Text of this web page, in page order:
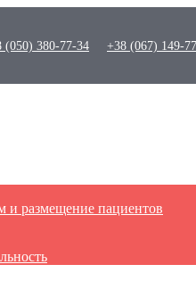
(050) 380-77-34 +38 (067) 149-
и размещение пациентов